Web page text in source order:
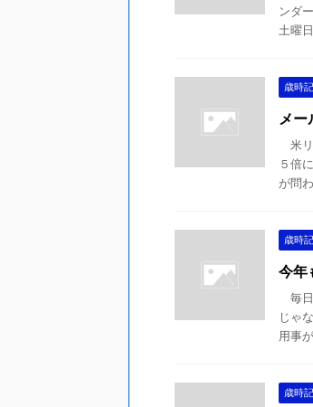
ンダ
土曜
歳時記
メー
米リ
５倍
が問
歳時記
今年
毎日
じゃ
用事
歳時記